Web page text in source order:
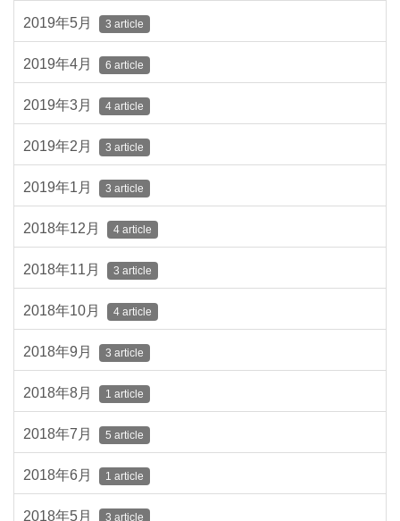
2019年5月 3 article
2019年4月 6 article
2019年3月 4 article
2019年2月 3 article
2019年1月 3 article
2018年12月 4 article
2018年11月 3 article
2018年10月 4 article
2018年9月 3 article
2018年8月 1 article
2018年7月 5 article
2018年6月 1 article
2018年5月 3 article